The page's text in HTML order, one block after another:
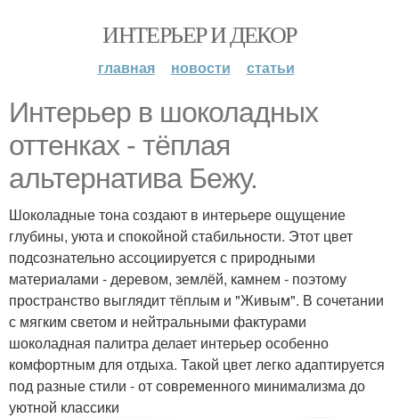
ИНТЕРЬЕР И ДЕКОР
главная новости статьи
Интерьер в шоколадных
оттенках - тёплая
альтернатива Бежу.
Шоколадные тона создают в интерьере ощущение
глубины, уюта и спокойной стабильности. Этот цвет
подсознательно ассоциируется с природными
материалами - деревом, землёй, камнем - поэтому
пространство выглядит тёплым и "Живым". В сочетании
с мягким светом и нейтральными фактурами
шоколадная палитра делает интерьер особенно
комфортным для отдыха. Такой цвет легко адаптируется
под разные стили - от современного минимализма до
уютной классики